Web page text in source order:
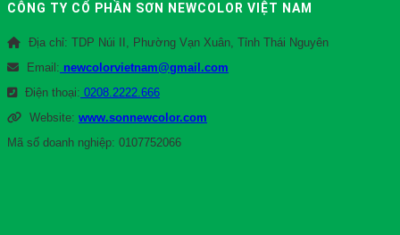
CÔNG TY CỔ PHẦN SƠN NEWCOLOR VIỆT NAM
Địa chỉ: TDP Núi II, Phường Vạn Xuân, Tỉnh Thái Nguyên
Email: newcolorvietnam@gmail.com
Điện thoại: 0208.2222.666
Website: www.sonnewcolor.com
Mã số doanh nghiệp: 0107752066